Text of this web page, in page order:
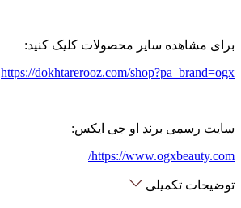
برای مشاهده سایر محصولات کلیک کنید:
https://dokhtarerooz.com/shop?pa_brand=ogx
سایت رسمی برند او جی ایکس:
https://www.ogxbeauty.com/
توضیحات تکمیلی